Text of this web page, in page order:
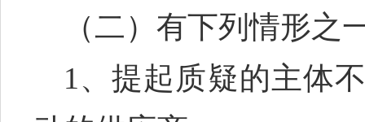
（二）有下列情形之
1、提起质疑的主体